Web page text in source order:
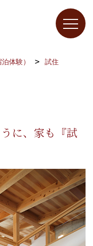
体験） 試住
に、家も『試